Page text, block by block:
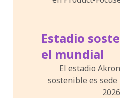
Estadio
el mundial
El estadio
sostenible es